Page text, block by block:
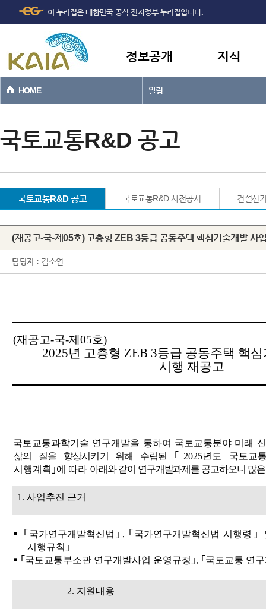
본문바로가기
이 누리집은 대한민국 공식 전자정부 누리집입니다.
정보공개 지식
HOME 알림
국토교통R&D 공고
국토교통R&D 공고 국토교통R&D 사전공시 건설신
(재공고-국-제05호) 고층형 ZEB 3등급 공동주택 핵심기술개발 사
담당자 : 김소연
(재공고-국-제 05호)
2025년 고층형 ZEB 3등급 공동주택 핵
시행 재공고
국토교통과학기술 연구개발을 통하여 국토교통분야 미래
삶의 질을 향상시키기 위해 수립된
｢ 2025년도 국토교
시행계획 ｣에 따라 아래와 같이 연구개발과제를 공고하오니 많
1. 사업추진 근거
￭ ｢ 국가연구개발혁신법 ｣ , ｢ 국가연구개발혁신법 시행령 ｣
시행규칙 ｣
￭ ｢ 국토교통부소관 연구개발사업 운영규정 ｣, ｢ 국토교통 연
2. 지원내용